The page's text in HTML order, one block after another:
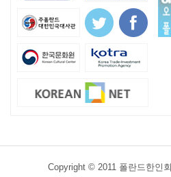
Copyright © 2011 폴란드한인